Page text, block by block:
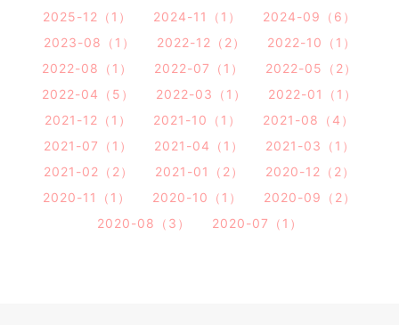
2025-12（1）
2024-11（1）
2024-09（6）
2023-08（1）
2022-12（2）
2022-10（1）
2022-08（1）
2022-07（1）
2022-05（2）
2022-04（5）
2022-03（1）
2022-01（1）
2021-12（1）
2021-10（1）
2021-08（4）
2021-07（1）
2021-04（1）
2021-03（1）
2021-02（2）
2021-01（2）
2020-12（2）
2020-11（1）
2020-10（1）
2020-09（2）
2020-08（3）
2020-07（1）